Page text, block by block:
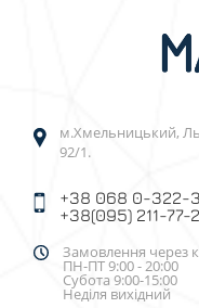
м.Хмельницький,
92/1.
+38 068 0-322-
+38(095) 211-77-
Замовлення через
ПН-ПТ 9:00 - 20:00
Субота 9:00-15:00
Неділя вихідний